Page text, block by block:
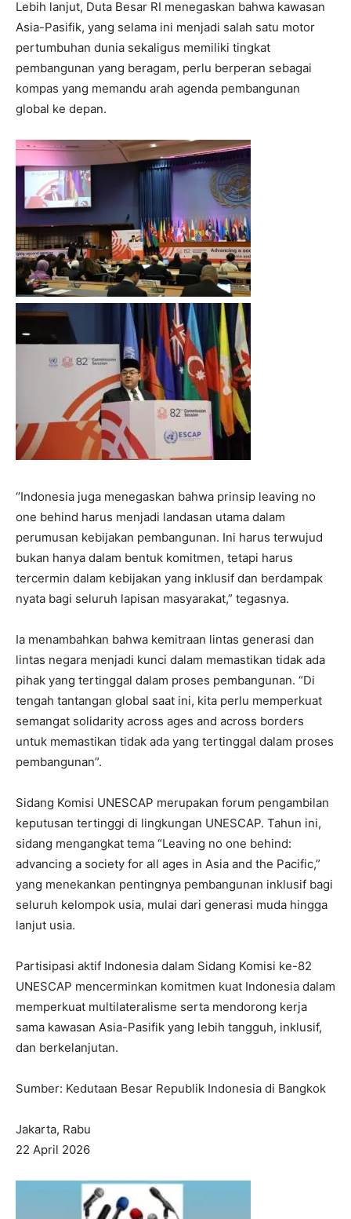
Lebih lanjut, Duta Besar RI menegaskan bahwa kawasan
Asia-Pasifik, yang selama ini menjadi salah satu motor
pertumbuhan dunia sekaligus memiliki tingkat
pembangunan yang beragam, perlu berperan sebagai
kompas yang memandu arah agenda pembangunan
global ke depan.
‘’Indonesia juga menegaskan bahwa prinsip leaving no
one behind harus menjadi landasan utama dalam
perumusan kebijakan pembangunan. Ini harus terwujud
bukan hanya dalam bentuk komitmen, tetapi harus
tercermin dalam kebijakan yang inklusif dan berdampak
nyata bagi seluruh lapisan masyarakat,” tegasnya.
Ia menambahkan bahwa kemitraan lintas generasi dan
lintas negara menjadi kunci dalam memastikan tidak ada
pihak yang tertinggal dalam proses pembangunan. “Di
tengah tantangan global saat ini, kita perlu memperkuat
semangat solidarity across ages and across borders
untuk memastikan tidak ada yang tertinggal dalam proses
pembangunan”.
Sidang Komisi UNESCAP merupakan forum pengambilan
keputusan tertinggi di lingkungan UNESCAP. Tahun ini,
sidang mengangkat tema “Leaving no one behind:
advancing a society for all ages in Asia and the Pacific,”
yang menekankan pentingnya pembangunan inklusif bagi
seluruh kelompok usia, mulai dari generasi muda hingga
lanjut usia.
Partisipasi aktif Indonesia dalam Sidang Komisi ke-82
UNESCAP mencerminkan komitmen kuat Indonesia dalam
memperkuat multilateralisme serta mendorong kerja
sama kawasan Asia-Pasifik yang lebih tangguh, inklusif,
dan berkelanjutan.
Sumber: Kedutaan Besar Republik Indonesia di Bangkok
Jakarta, Rabu
22 April 2026